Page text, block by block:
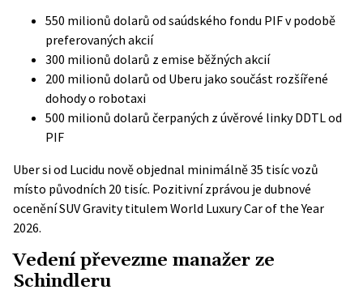
550 milionů dolarů od saúdského fondu PIF v podobě
preferovaných akcií
300 milionů dolarů z emise běžných akcií
200 milionů dolarů od Uberu jako součást rozšířené
dohody o robotaxi
500 milionů dolarů čerpaných z úvěrové linky DDTL od
PIF
Uber si od Lucidu nově objednal minimálně 35 tisíc vozů
místo původních 20 tisíc. Pozitivní zprávou je dubnové
ocenění SUV Gravity titulem World Luxury Car of the Year
2026.
Vedení převezme manažer ze
Schindleru